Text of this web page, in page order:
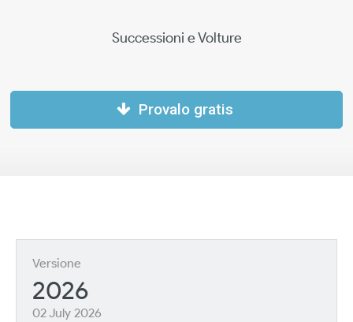
Successioni e Volture
Provalo gratis
Versione
2026
02 July 2026